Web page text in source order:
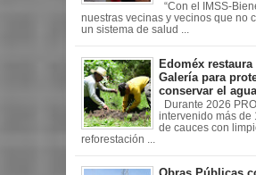
“Con el IMSS-
nuestras vecinas y vecinos que no
un sistema de salud ...
Edoméx
Galería para
conservar el agua
Durante 2026
intervenido más de
de cauces con
reforestación ...